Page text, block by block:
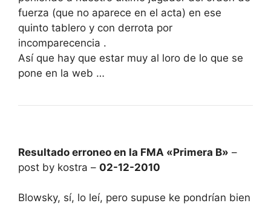
fuerza (que no aparece en el acta) en ese
quinto tablero y con derrota por
incomparecencia .
Así que hay que estar muy al loro de lo que se
pone en la web …
Resultado erroneo en la FMA «Primera B» –
post by kostra – 02-12-2010
Blowsky, sí, lo leí, pero supuse ke pondrían bien